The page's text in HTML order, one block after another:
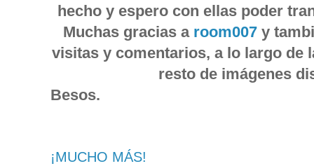
hecho y espero con ellas poder
Muchas gracias a room007 y
visitas y comentarios, a lo largo de
resto de imágenes
Besos.
¡MUCHO MÁS!